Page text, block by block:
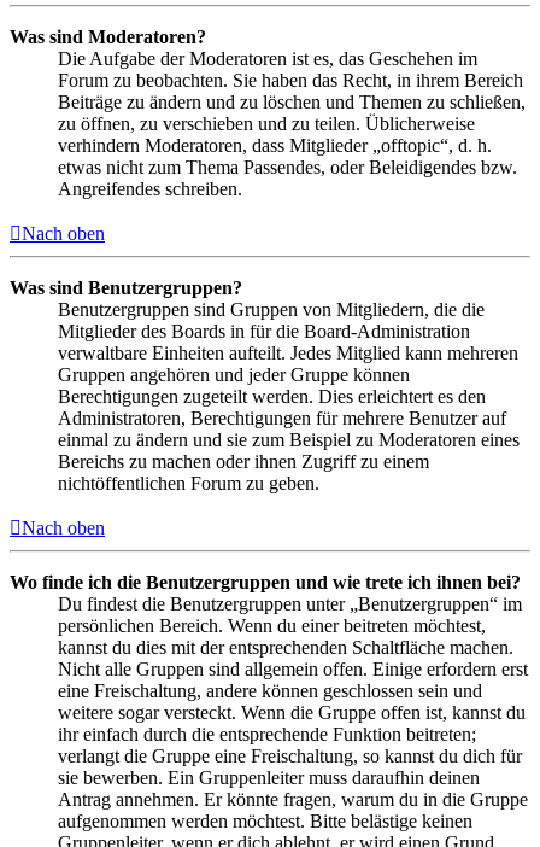
Was sind Moderatoren?
Die Aufgabe der Moderatoren ist es, das Geschehen im
Forum zu beobachten. Sie haben das Recht, in ihrem Bereich
Beiträge zu ändern und zu löschen und Themen zu schließen,
zu öffnen, zu verschieben und zu teilen. Üblicherweise
verhindern Moderatoren, dass Mitglieder „offtopic“, d. h.
etwas nicht zum Thema Passendes, oder Beleidigendes bzw.
Angreifendes schreiben.
Nach oben
Was sind Benutzergruppen?
Benutzergruppen sind Gruppen von Mitgliedern, die die
Mitglieder des Boards in für die Board-Administration
verwaltbare Einheiten aufteilt. Jedes Mitglied kann mehreren
Gruppen angehören und jeder Gruppe können
Berechtigungen zugeteilt werden. Dies erleichtert es den
Administratoren, Berechtigungen für mehrere Benutzer auf
einmal zu ändern und sie zum Beispiel zu Moderatoren eines
Bereichs zu machen oder ihnen Zugriff zu einem
nichtöffentlichen Forum zu geben.
Nach oben
Wo finde ich die Benutzergruppen und wie trete ich ihnen bei?
Du findest die Benutzergruppen unter „Benutzergruppen“ im
persönlichen Bereich. Wenn du einer beitreten möchtest,
kannst du dies mit der entsprechenden Schaltfläche machen.
Nicht alle Gruppen sind allgemein offen. Einige erfordern erst
eine Freischaltung, andere können geschlossen sein und
weitere sogar versteckt. Wenn die Gruppe offen ist, kannst du
ihr einfach durch die entsprechende Funktion beitreten;
verlangt die Gruppe eine Freischaltung, so kannst du dich für
sie bewerben. Ein Gruppenleiter muss daraufhin deinen
Antrag annehmen. Er könnte fragen, warum du in die Gruppe
aufgenommen werden möchtest. Bitte belästige keinen